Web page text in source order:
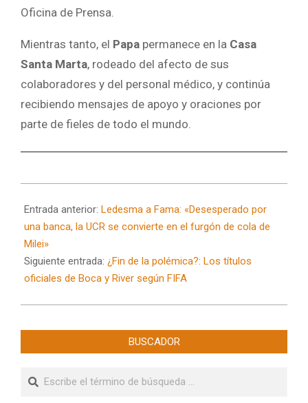
Oficina de Prensa.
Mientras tanto, el Papa permanece en la Casa
Santa Marta, rodeado del afecto de sus
colaboradores y del personal médico, y continúa
recibiendo mensajes de apoyo y oraciones por
parte de fieles de todo el mundo.
04-
01
Entrada anterior: Ledesma a Fama: «Desesperado por
una banca, la UCR se convierte en el furgón de cola de
Milei»
Siguiente entrada: ¿Fin de la polémica?: Los títulos
oficiales de Boca y River según FIFA
BUSCADOR
Buscar